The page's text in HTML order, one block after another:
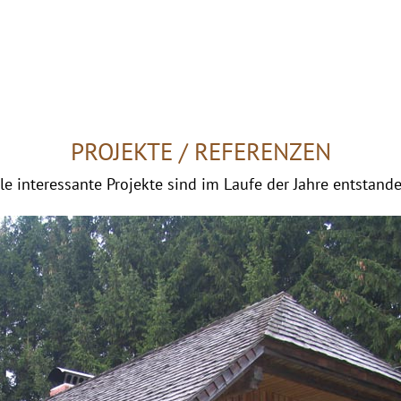
PROJEKTE / REFERENZEN
interessante Projekte sind im Laufe der Jahre